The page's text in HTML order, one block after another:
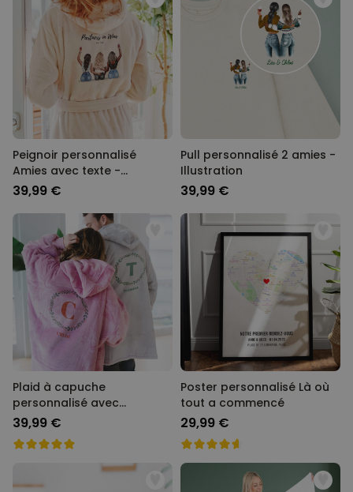
Peignoir personnalisé
Amies avec texte -
Illustration
39,99 €
Pull personnalisé 2 amies -
Illustration
39,99 €
Plaid à capuche
personnalisé avec
Monogramme de Noël
39,99 €
Poster personnalisé Là où
tout a commencé
29,99 €